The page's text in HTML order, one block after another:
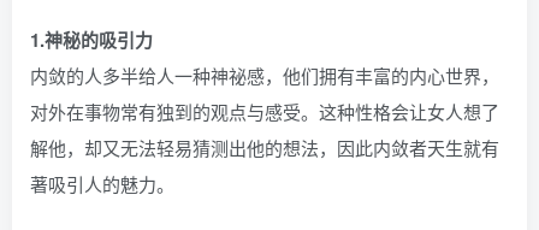
1.神秘的吸引力
内敛的人多半给人一种神祕感，他们拥有丰富的内心世界，
对外在事物常有独到的观点与感受。这种性格会让女人想了
解他，却又无法轻易猜测出他的想法，因此内敛者天生就有
著吸引人的魅力。